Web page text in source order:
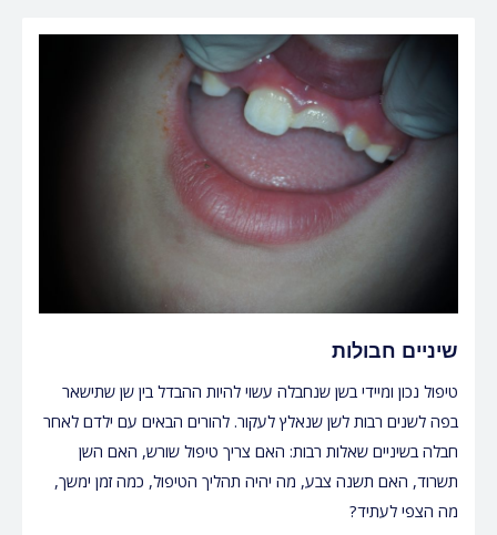
שיניים חבולות
טיפול נכון ומיידי בשן שנחבלה עשוי להיות ההבדל בין שן שתישאר
בפה לשנים רבות לשן שנאלץ לעקור. להורים הבאים עם ילדם לאחר
חבלה בשיניים שאלות רבות: האם צריך טיפול שורש, האם השן
תשרוד, האם תשנה צבע, מה יהיה תהליך הטיפול, כמה זמן ימשך,
מה הצפי לעתיד?